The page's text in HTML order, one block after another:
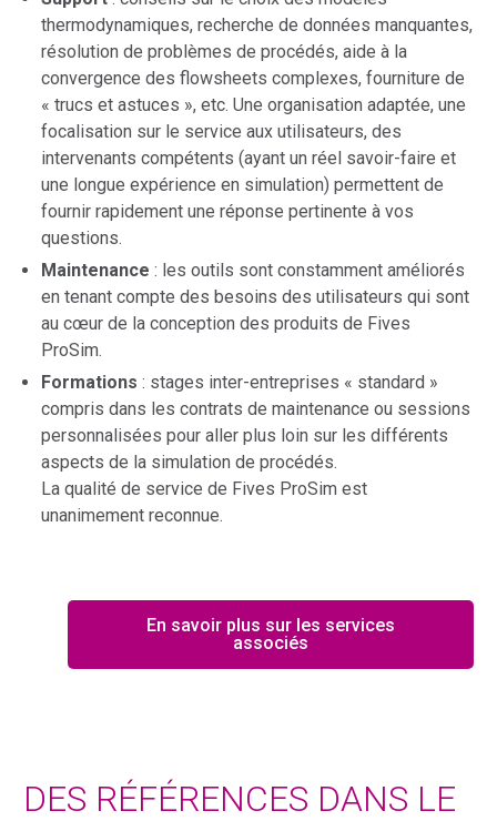
thermodynamiques, recherche de données manquantes,
résolution de problèmes de procédés, aide à la
convergence des flowsheets complexes, fourniture de
« trucs et astuces », etc. Une organisation adaptée, une
focalisation sur le service aux utilisateurs, des
intervenants compétents (ayant un réel savoir-faire et
une longue expérience en simulation) permettent de
fournir rapidement une réponse pertinente à vos
questions.
Maintenance : les outils sont constamment améliorés
en tenant compte des besoins des utilisateurs qui sont
au cœur de la conception des produits de Fives
ProSim.
Formations : stages inter-entreprises « standard »
compris dans les contrats de maintenance ou sessions
personnalisées pour aller plus loin sur les différents
aspects de la simulation de procédés.
La qualité de service de Fives ProSim est
unanimement reconnue.
En savoir plus sur les services
associés
DES RÉFÉRENCES DANS LE